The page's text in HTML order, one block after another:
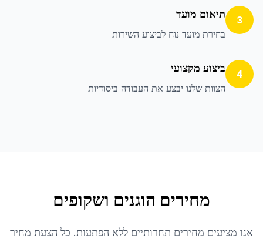
3 תיאום מועד
בחירת מועד נוח לביצוע השירות
4 ביצוע מקצועי
הצוות שלנו יבצע את העבודה ביסודיות
מחירים הוגנים ושקופים
אנו מציעים מחירים תחרותיים ללא הפתעות. כל הצעת מחיר